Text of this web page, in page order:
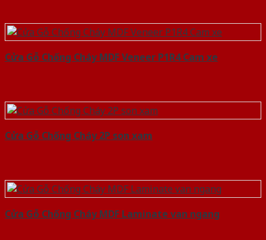
Cửa Gỗ Chống Cháy MDF Veneer P1R4 Cam xe
Cửa Gỗ Chống Cháy 2P son xam
Cửa Gỗ Chống Cháy MDF Laminate van ngang